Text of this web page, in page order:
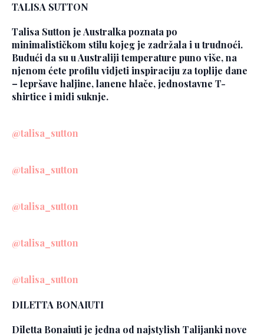
TALISA SUTTON
Talisa Sutton je Australka poznata po
minimalističkom stilu kojeg je zadržala i u trudnoći.
Budući da su u Australiji temperature puno više, na
njenom ćete profilu vidjeti inspiraciju za toplije dane
– lepršave haljine, lanene hlače, jednostavne T-
shirtice i midi suknje.
@talisa_sutton
@talisa_sutton
@talisa_sutton
@talisa_sutton
@talisa_sutton
DILETTA BONAIUTI
Diletta Bonaiuti je jedna od najstylish Talijanki nove